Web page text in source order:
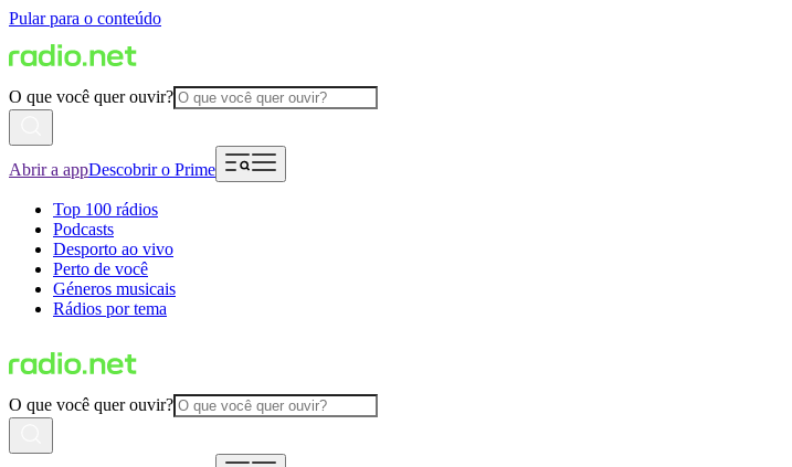
Pular para o conteúdo
O que você quer ouvir?
Abrir a appDescobrir o Prime
Top 100 rádios
Podcasts
Desporto ao vivo
Perto de você
Géneros musicais
Rádios por tema
O que você quer ouvir?